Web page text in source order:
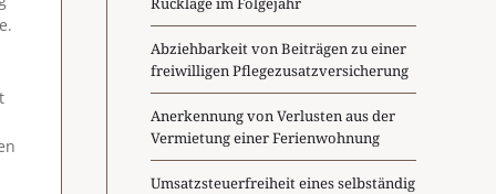
Abziehbarkeit von Beiträgen zu einer
freiwilligen Pflegezusatzversicherung
Anerkennung von Verlusten aus der
Vermietung einer Ferienwohnung
Umsatzsteuerfreiheit eines selbständig